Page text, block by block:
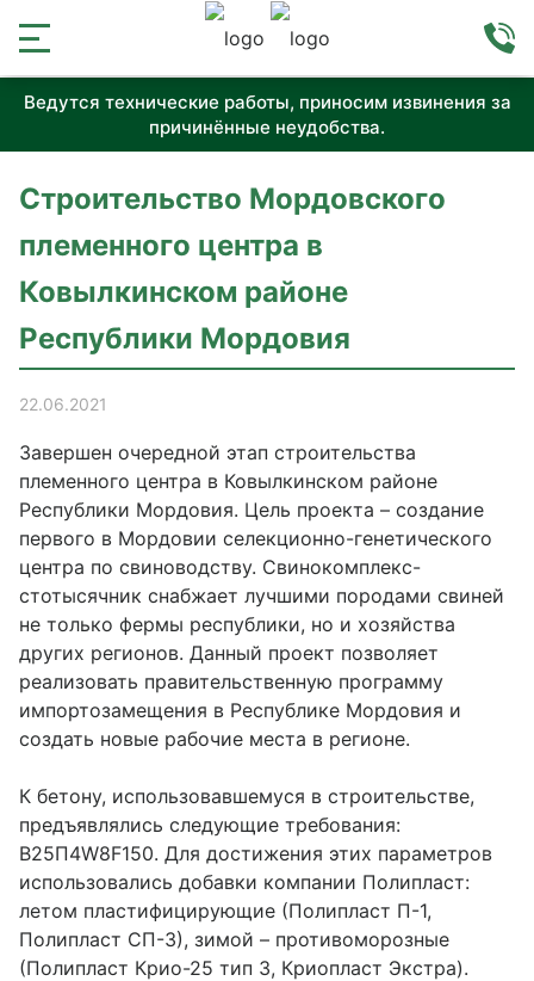
Ведутся технические работы, приносим извинения за
причинённые неудобства.
Строительство Мордовского
племенного центра в
Ковылкинском районе
Республики Мордовия
22.06.2021
Завершен очередной этап строительства
племенного центра в Ковылкинском районе
Республики Мордовия. Цель проекта – создание
первого в Мордовии селекционно-генетического
центра по свиноводству. Свинокомплекс-
стотысячник снабжает лучшими породами свиней
не только фермы республики, но и хозяйства
других регионов. Данный проект позволяет
реализовать правительственную программу
импортозамещения в Республике Мордовия и
создать новые рабочие места в регионе.
К бетону, использовавшемуся в строительстве,
предъявлялись следующие требования:
В25П4W8F150. Для достижения этих параметров
использовались добавки компании Полипласт:
летом пластифицирующие (Полипласт П-1,
Полипласт СП-3), зимой – противоморозные
(Полипласт Крио-25 тип 3, Криопласт Экстра).